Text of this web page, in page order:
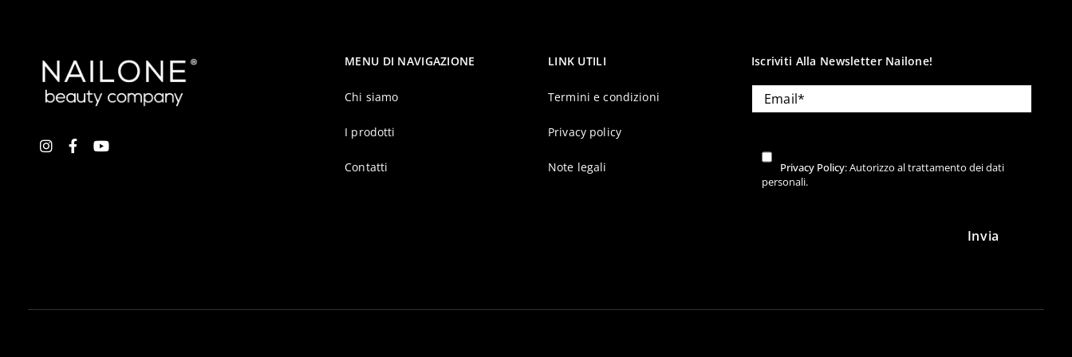
MENU DI NAVIGAZIONE
Chi siamo
I prodotti
Contatti
LINK UTILI
Termini e condizioni
Privacy policy
Note legali
Iscriviti Alla Newsletter Nailone!
Privacy Policy: Autorizzo al trattamento dei dati
personali.